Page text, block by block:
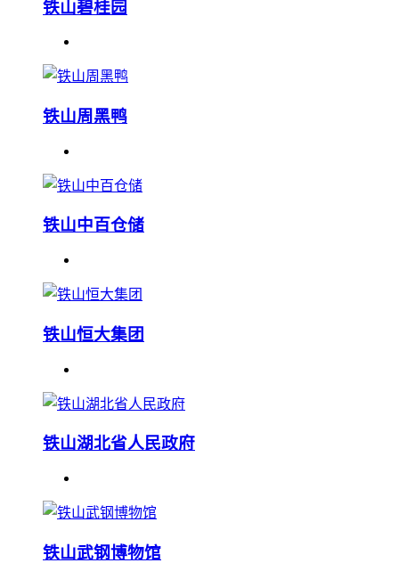
铁山碧桂园
铁山周黑鸭
铁山中百仓储
铁山恒大集团
铁山湖北省人民政府
铁山武钢博物馆